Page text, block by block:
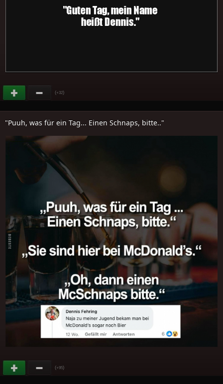
(+32)
"Puuh, was für ein Tag... Einen Schnaps, bitte.."
(+95)